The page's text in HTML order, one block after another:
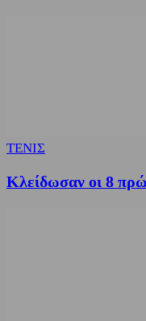
ΤΕΝΙΣ
Κλείδωσαν οι 8